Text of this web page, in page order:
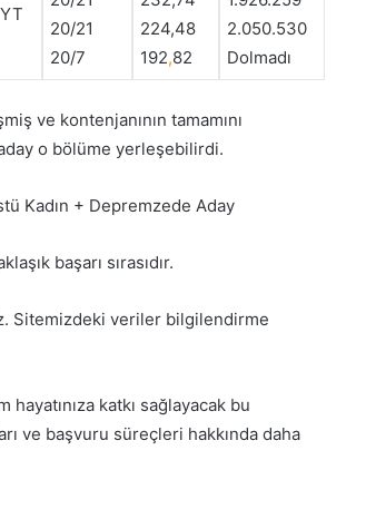
20/21
20/7
224,48
192,82
2.050.530
Dolmadı
ve kontenjanının tamamını
aday o bölüme yerleşebilirdi.
Kadın + Depremzede Aday
başarı sırasıdır.
Sitemizdeki veriler bilgilendirme
hayatınıza katkı sağlayacak bu
ve başvuru süreçleri hakkında daha